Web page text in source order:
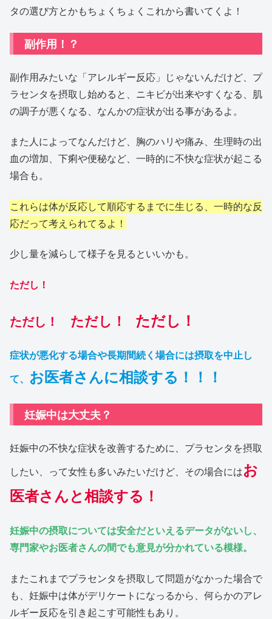
タの選び方とかもちょくちょくこれから書いてくよ！
副作用！？
副作用みたいな「アレルギー反応」じゃないんだけど、プ
ラセンタを摂取し始めると、ニキビが出来やすくなる、肌
の調子が悪くなる、なんかの症状が出る事があるよ。
また人によってなんだけど、胸のハリや痛み、生理時の出
血の増加、下痢や便秘など、一時的に不快な症状が起こる
場合も。
これらは体が反応して順応するまでに生じる、一時的な反
応だって考えられてるよ！
少し量を減らして様子を見るといいかも。
ただし！
ただし！ ただし！ ただし！
症状が悪化する場合や長期間続く場合には摂取を中止し
て、 お医者さんに相談する！！！
妊娠中は大丈夫？
妊娠中の不快な症状を改善するために、プラセンタを摂取
したい、って女性も多いみたいだけど、その場合にはお
医者さんと相談する！
妊娠中の摂取については安全だといえるデータがないし、
専門家やお医者さんの間でも意見が分かれている模様。
またこれまでプラセンタを摂取して問題がなかった場合で
も、妊娠中は体がデリケートになっるから、何らかのアレ
ルギー反応を引き起こす可能性もあり。